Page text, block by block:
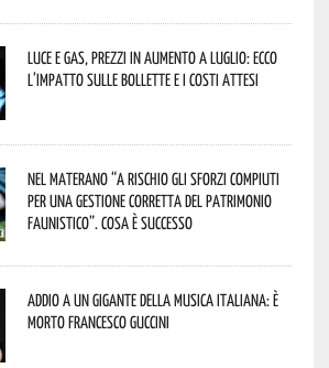
Luce e gas, prezzi in aumento a luglio: ecco
l’impatto sulle bollette e i costi attesi
Nel materano “a rischio gli sforzi compiuti
per una gestione corretta del patrimonio
faunistico”. Cosa è successo
Addio a un gigante della musica italiana: è
morto Francesco Guccini